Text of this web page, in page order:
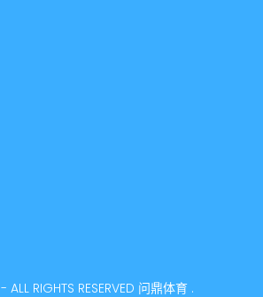
- ALL RIGHTS RESERVED 问鼎体育 .